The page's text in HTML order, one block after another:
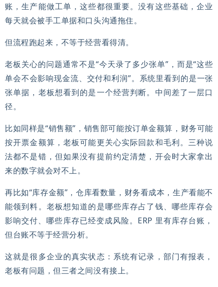
账，生产能做工单，这些都很重要。没有这些基础，企业
每天就会被手工单据和口头沟通拖住。
但流程跑起来，不等于经营看得清。
老板关心的问题通常不是“今天录了多少张单”，而是“这些
单会不会影响现金流、交付和利润”。系统里看到的是一张
张单据，老板想看到的是一个经营判断。中间差了一层口
径。
比如同样是“销售额”，销售部可能按订单金额算，财务可能
按开票金额算，老板可能更关心实际回款和毛利。三种说
法都不是错，但如果没有提前约定清楚，开会时大家拿出
来的数字就会对不上。
再比如“库存金额”，仓库看数量，财务看成本，生产看能不
能领到料。老板想知道的是哪些库存占了钱、哪些库存会
影响交付、哪些库存已经变成风险。ERP 里有库存台账，
但台账不等于经营分析。
这就是很多企业的真实状态：系统有记录，部门有报表，
老板有问题，但三者之间没有接上。